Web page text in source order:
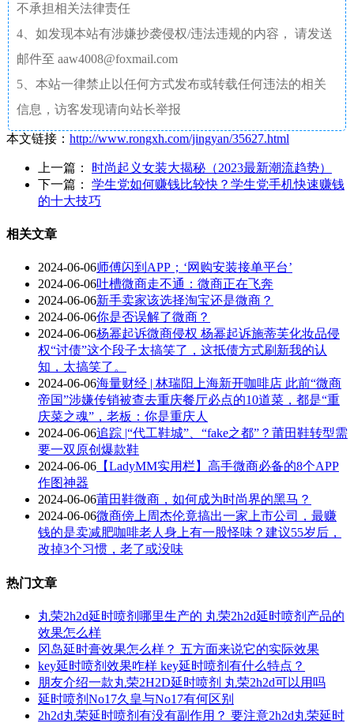
不承担相关法律责任
4、如发现本站有涉嫌抄袭侵权/违法违规的内容， 请发送
邮件至 aaw4008@foxmail.com
5、本站一律禁止以任何方式发布或转载任何违法的相关
信息，访客发现请向站长举报
本文链接： http://www.rongxh.com/jingyan/35627.html
上一篇： 时尚起义女装大揭秘（2023最新潮流趋势）
下一篇： 学生党如何赚钱比较快？学生党手机快速赚钱
的十大技巧
相关文章
2024-06-06师傅闪到APP；‘网购安装接单平台’
2024-06-06吐槽微商走不通：微商正在飞奔
2024-06-06新手卖家该选择淘宝还是微商？
2024-06-06你是否误解了微商？
2024-06-06杨幂起诉微商侵权 杨幂起诉施蒂芙化妆品侵
权“讨债”这个段子太搞笑了，这抵债方式刷新我的认
知，太搞笑了。
2024-06-06海量财经 | 林瑞阳上海新开咖啡店 此前“微商
帝国”涉嫌传销被查去重庆餐厅必点的10道菜，都是“重
庆菜之魂”，老板：你是重庆人
2024-06-06追踪 |“代工鞋城”、“fake之都”？莆田鞋转型需
要一双原创爆款鞋
2024-06-06 【LadyMM实用栏】高手微商必备的8个APP
作图神器
2024-06-06莆田鞋微商，如何成为时尚界的黑马？
2024-06-06微商傍上周杰伦竟搞出一家上市公司，最赚
钱的是卖减肥咖啡老人身上有一股怪味？建议55岁后，
改掉3个习惯，老了或没味
热门文章
丸荣2h2d延时喷剂哪里生产的 丸荣2h2d延时喷剂产品的
效果怎么样
冈岛延时膏效果怎么样？ 五方面来说它的实际效果
key延时喷剂效果咋样 key延时喷剂有什么特点？
朋友介绍一款丸荣2H2D延时喷剂 丸荣2h2d可以用吗
延时喷剂No17久皇与No17有何区别
2h2d丸荣延时喷剂有没有副作用？ 要注意2h2d丸荣延时